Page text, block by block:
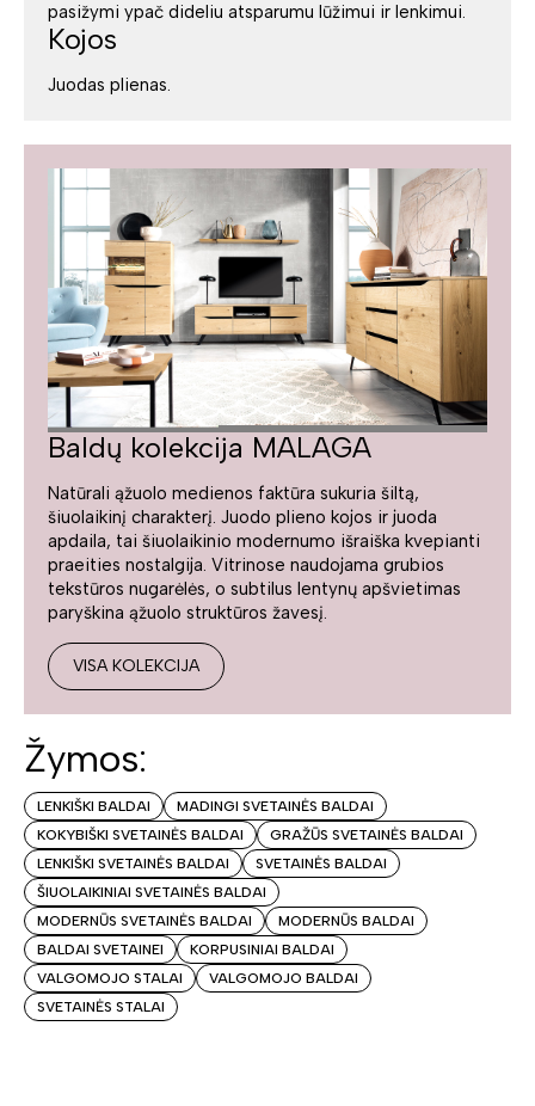
pasižymi ypač dideliu atsparumu lūžimui ir lenkimui.
Kojos
Juodas plienas.
Baldų kolekcija MALAGA
Natūrali ąžuolo medienos faktūra sukuria šiltą,
šiuolaikinį charakterį. Juodo plieno kojos ir juoda
apdaila, tai šiuolaikinio modernumo išraiška kvepianti
praeities nostalgija. Vitrinose naudojama grubios
tekstūros nugarėlės, o subtilus lentynų apšvietimas
paryškina ąžuolo struktūros žavesį.
VISA KOLEKCIJA
Žymos:
LENKIŠKI BALDAI
MADINGI SVETAINĖS BALDAI
KOKYBIŠKI SVETAINĖS BALDAI
GRAŽŪS SVETAINĖS BALDAI
LENKIŠKI SVETAINĖS BALDAI
SVETAINĖS BALDAI
ŠIUOLAIKINIAI SVETAINĖS BALDAI
MODERNŪS SVETAINĖS BALDAI
MODERNŪS BALDAI
BALDAI SVETAINEI
KORPUSINIAI BALDAI
VALGOMOJO STALAI
VALGOMOJO BALDAI
SVETAINĖS STALAI